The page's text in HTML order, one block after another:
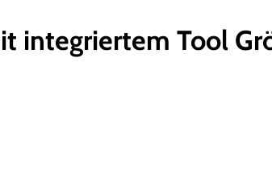
integriertem Tool